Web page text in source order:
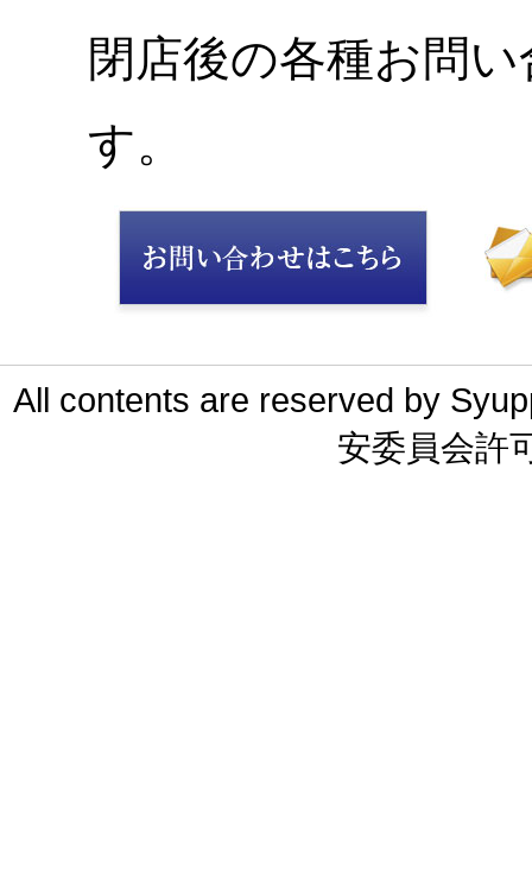
閉店後の各種お問
す。
All contents are reserved by
安委員会許